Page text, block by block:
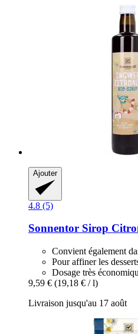
Ajouter
4.8 (5)
Sonnentor Sirop
Convient également
Pour affiner les
Dosage très
9,59 € (19,18 € / l)
Livraison jusqu'au 17 août